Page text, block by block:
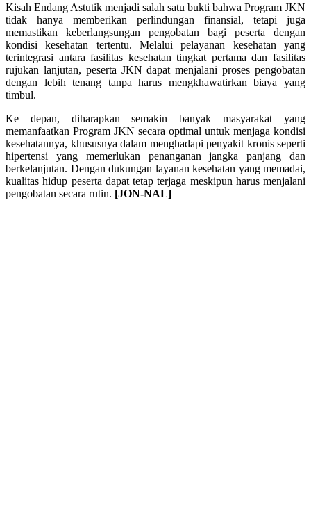
Kisah Endang Astutik menjadi salah satu bukti bahwa Program JKN
tidak hanya memberikan perlindungan finansial, tetapi juga
memastikan keberlangsungan pengobatan bagi peserta dengan
kondisi kesehatan tertentu. Melalui pelayanan kesehatan yang
terintegrasi antara fasilitas kesehatan tingkat pertama dan fasilitas
rujukan lanjutan, peserta JKN dapat menjalani proses pengobatan
dengan lebih tenang tanpa harus mengkhawatirkan biaya yang
timbul.
Ke depan, diharapkan semakin banyak masyarakat yang
memanfaatkan Program JKN secara optimal untuk menjaga kondisi
kesehatannya, khususnya dalam menghadapi penyakit kronis seperti
hipertensi yang memerlukan penanganan jangka panjang dan
berkelanjutan. Dengan dukungan layanan kesehatan yang memadai,
kualitas hidup peserta dapat tetap terjaga meskipun harus menjalani
pengobatan secara rutin. [JON-NAL]